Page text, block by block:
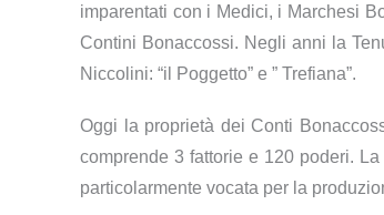
imparentati con i Medici, i Marchesi
Contini Bonaccossi. Negli anni la
Niccolini: “il Poggetto” e ” Trefiana”.
Oggi la proprietà dei Conti
comprende 3 fattorie e 120 poderi.
particolarmente vocata per la